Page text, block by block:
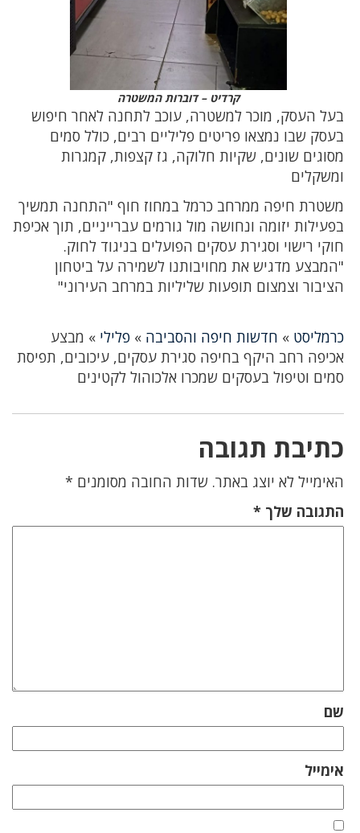
קרדיט – דוברות המשטרה
בעל העסק, מוכר למשטרה, עוכב לתחנה לאחר חיפוש
בעסק שבו נמצאו פריטים פליליים רבים, כולל סמים
מסוגים שונים, שקיות חלוקה, גז קצפות, קמגרות
ומשקלים
משטרת חיפה ממרחב כרמל במחוז חוף "התחנה תמשיך
בפעילות יזומה ונחושה מול גורמים עברייניים, תוך אכיפת
חוקי רישוי וסגירת עסקים הפועלים בניגוד לחוק.
"המבצע מדגיש את מחויבותנו לשמירה על ביטחון
הציבור וצמצום תופעות שליליות במרחב העירוני"
כרמליסט » חדשות חיפה והסביבה » פלילי » מבצע
אכיפה רחב היקף בחיפה סגירת עסקים, עיכובים, תפיסת
סמים וטיפול בעסקים שמכרו אלכוהול לקטינים
כתיבת תגובה
האימייל לא יוצג באתר. שדות החובה מסומנים *
התגובה שלך *
שם
אימייל